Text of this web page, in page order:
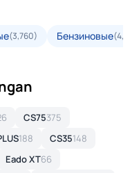
(3,760) Бензиновые
CS75375
188 CS35148
Eado XT66